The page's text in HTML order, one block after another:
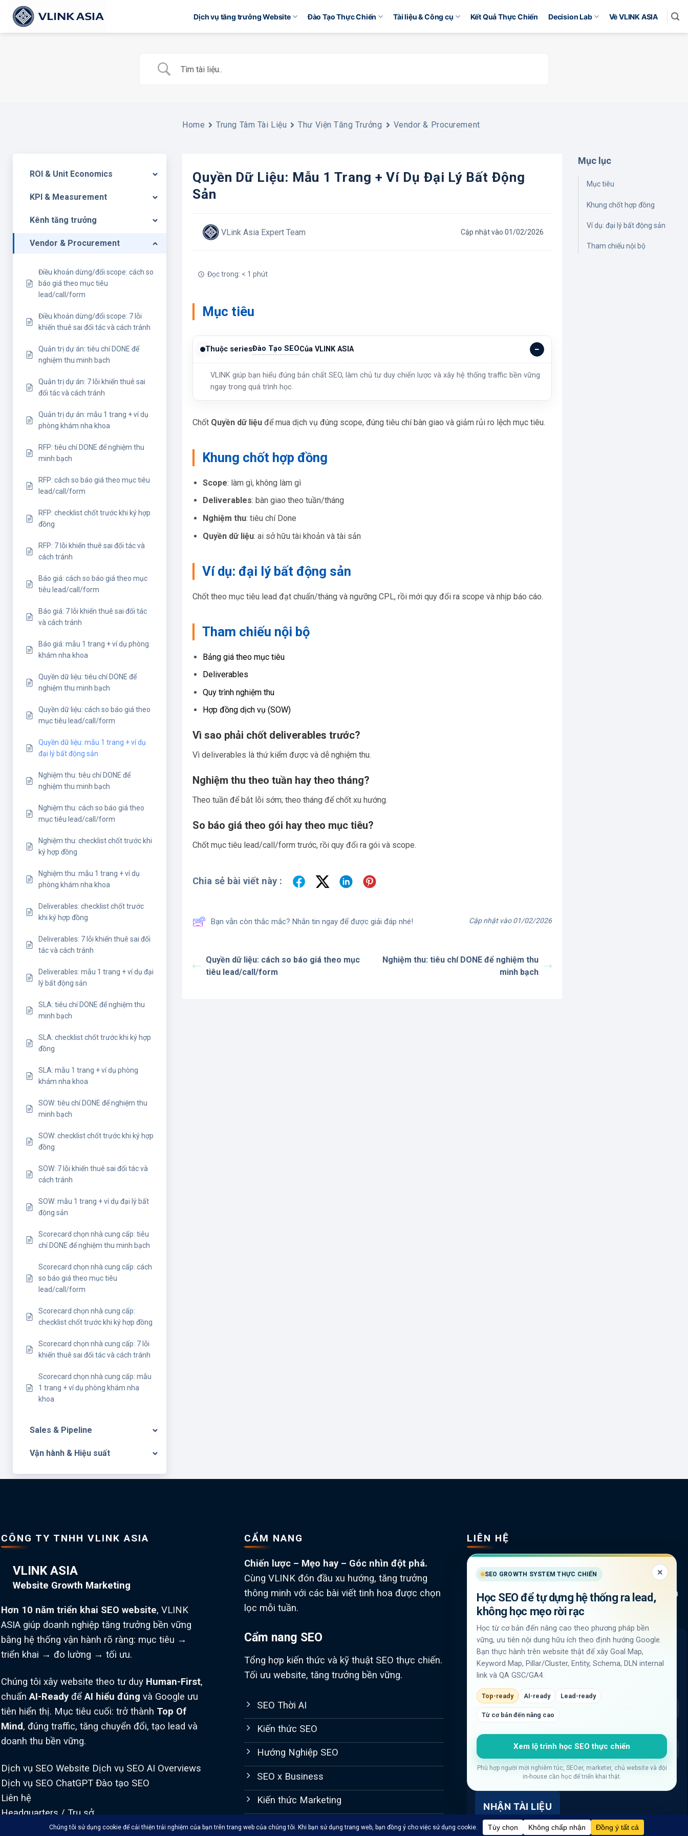
qua
nội
Dịch vụ tăng trưởng Website Đào Tạo Thực Chiến Tài liệu & Công cụ Kết Quả Thực Chiến Decision Lab Về VLINK ASIA
ROI & Unit Economics
KPI & Measurement
Kênh tăng trưởng
Vendor & Procurement
Điều khoản dừng/đổi scope: cách so
báo giá theo mục tiêu
lead/call/form
Điều khoản dừng/đổi scope: 7 lỗi
khiến thuê sai đối tác và cách tránh
Quản trị dự án: tiêu chí DONE để
nghiệm thu minh bạch
Quản trị dự án: 7 lỗi khiến thuê sai
đối tác và cách tránh
Quản trị dự án: mẫu 1 trang + ví dụ
phòng khám nha khoa
RFP: tiêu chí DONE để nghiệm thu
minh bạch
RFP: cách so báo giá theo mục tiêu
lead/call/form
RFP: checklist chốt trước khi ký hợp
đồng
RFP: 7 lỗi khiến thuê sai đối tác và
cách tránh
Báo giá: cách so báo giá theo mục
tiêu lead/call/form
Báo giá: 7 lỗi khiến thuê sai đối tác
và cách tránh
Báo giá: mẫu 1 trang + ví dụ phòng
khám nha khoa
Quyền dữ liệu: tiêu chí DONE để
nghiệm thu minh bạch
Quyền dữ liệu: cách so báo giá theo
mục tiêu lead/call/form
Quyền dữ liệu: mẫu 1 trang + ví dụ
đại lý bất động sản
Nghiệm thu: tiêu chí DONE để
nghiệm thu minh bạch
Nghiệm thu: cách so báo giá theo
mục tiêu lead/call/form
Nghiệm thu: checklist chốt trước khi
ký hợp đồng
Nghiệm thu: mẫu 1 trang + ví dụ
phòng khám nha khoa
Deliverables: checklist chốt trước
khi ký hợp đồng
Deliverables: 7 lỗi khiến thuê sai đối
tác và cách tránh
Deliverables: mẫu 1 trang + ví dụ đại
lý bất động sản
SLA: tiêu chí DONE để nghiệm thu
minh bạch
SLA: checklist chốt trước khi ký hợp
đồng
SLA: mẫu 1 trang + ví dụ phòng
khám nha khoa
SOW: tiêu chí DONE để nghiệm thu
minh bạch
SOW: checklist chốt trước khi ký hợp
đồng
SOW: 7 lỗi khiến thuê sai đối tác và
cách tránh
SOW: mẫu 1 trang + ví dụ đại lý bất
động sản
Scorecard chọn nhà cung cấp: tiêu
chí DONE để nghiệm thu minh bạch
Scorecard chọn nhà cung cấp: cách
so báo giá theo mục tiêu
lead/call/form
Scorecard chọn nhà cung cấp:
checklist chốt trước khi ký hợp đồng
Scorecard chọn nhà cung cấp: 7 lỗi
khiến thuê sai đối tác và cách tránh
Scorecard chọn nhà cung cấp: mẫu
1 trang + ví dụ phòng khám nha
khoa
Sales & Pipeline
Vận hành & Hiệu suất
Home Trung Tâm Tài Liệu Thư Viện Tăng Trưởng Vendor & Procurement
Quyền Dữ Liệu: Mẫu 1 Trang + Ví Dụ Đại Lý Bất Động
Sản
VLink Asia Expert Team Cập nhật vào 01/02/2026
Đọc trong: < 1 phút
Mục tiêu
Thuộc seriesĐào Tạo SEOCủa VLINK ASIA
VLINK giúp bạn hiểu đúng bản chất SEO, làm chủ tư duy chiến lược và xây hệ thống traffic bền vững
ngay trong quá trình học.
Chốt Quyền dữ liệuđể mua dịch vụ đúng scope, đúng tiêu chí bàn giao và giảm rủi ro lệch mục tiêu.
Khung chốt hợp đồng
Scope: làm gì, không làm gì
Deliverables: bàn giao theo tuần/tháng
Nghiệm thu: tiêu chí Done
Quyền dữ liệu: ai sở hữu tài khoản và tài sản
Ví dụ: đại lý bất động sản
Chốt theo mục tiêu lead đạt chuẩn/tháng và ngưỡng CPL, rồi mới quy đổi ra scope và nhịp báo cáo.
Tham chiếu nội bộ
Bảng giá theo mục tiêu
Deliverables
Quy trình nghiệm thu
Hợp đồng dịch vụ (SOW)
Vì sao phải chốt deliverables trước?
Vì deliverables là thứ kiểm được và dễ nghiệm thu.
Nghiệm thu theo tuần hay theo tháng?
Theo tuần để bắt lỗi sớm; theo tháng để chốt xu hướng.
So báo giá theo gói hay theo mục tiêu?
Chốt mục tiêu lead/call/form trước, rồi quy đổi ra gói và scope.
Chia sẻ bài viết này :
Bạn vẫn còn thắc mắc? Nhắn tin ngay để được giải đáp nhé! Cập nhật vào 01/02/2026
Quyền dữ liệu: cách so báo giá theo mục
tiêu lead/call/form
Nghiệm thu: tiêu chí DONE để nghiệm thu
minh bạch
Mục lục
Mục tiêu
Khung chốt hợp đồng
Ví dụ: đại lý bất động sản
Tham chiếu nội bộ
CÔNG TY TNHH VLINK ASIA
VLINK ASIA
Website Growth Marketing
Hơn 10 năm triển khai SEO website, VLINK
ASIA giúp doanh nghiệp tăng trưởng bền vững
bằng hệ thống vận hành rõ ràng: mục tiêu →
triển khai → đo lường → tối ưu.
Chúng tôi xây website theo tư duy Human-First,
chuẩnAI-Ready đểAI hiểu đúng và Google ưu
tiên hiển thị. Mục tiêu cuối: trở thành Top Of
Mind, đúng traffic, tăng chuyển đổi, tạo lead và
doanh thu bền vững.
Dịch vụ SEO Website Dịch vụ SEO AI Overviews
Dịch vụ SEO ChatGPT Đào tạo SEO
Liên hệ
Headquarters / Trụ sở
L18-11-13, Tầng 18, Vincom Center Đồng Khởi,
CẨM NANG
Chiến lược – Mẹo hay – Góc nhìn đột phá.
Cùng VLINK đón đầu xu hướng, tăng trưởng
thông minh với các bài viết tinh hoa được chọn
lọc mỗi tuần.
Cẩm nang SEO
Tổng hợp kiến thức và kỹ thuật SEO thực chiến.
Tối ưu website, tăng trưởng bền vững.
SEO Thời AI
Kiến thức SEO
Hướng Nghiệp SEO
SEO x Business
Kiến thức Marketing
Inbound Marketing
LIÊN HỆ
Đừng bỏ lỡ cơ hội đưa Website của bạn lên TOP
Google và gia tăng hiệu quả kinh doanh.
Chọn giải pháp phù hợp và điền thông tin vào form
bên dưới để nhận cuộc gọi tư vấn từ chuyên gia.
Nhận tài liệu SEO từ VLINK ASIA
Mỗi tuần 1 email ngắn: case thật, checklist thực chiến,
template dùng liền. Không spam.
Tên*
Tôi đồng ý nhận email từ VLINK ASIA và đã đọcChính sách
NHẬN TÀI LIỆU
SEO GROWTH SYSTEM THỰC CHIẾN ×
Học SEO để tự dựng hệ thống ra lead,
không học mẹo rời rạc
Học từ cơ bản đến nâng cao theo phương pháp bền
vững, ưu tiên nội dung hữu ích theo định hướng Google.
Bạn thực hành trên website thật để xây Goal Map,
Keyword Map, Pillar/Cluster, Entity, Schema, DLN internal
link và QA GSC/GA4.
Top-ready AI-ready Lead-ready
Từ cơ bản đến nâng cao
Xem lộ trình học SEO thực chiến
Phù hợp người mới nghiêm túc, SEOer, marketer, chủ website và đội
in-house cần học để triển khai thật.